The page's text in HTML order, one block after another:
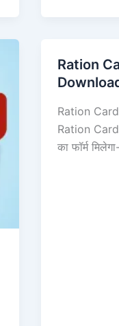
Ration
Ration
Ration Card
का फॉर्म